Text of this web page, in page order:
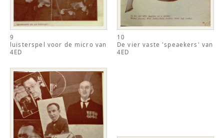
9
luisterspel voor de micro van
4ED
10
De vier vaste 'speaekers' van
4ED